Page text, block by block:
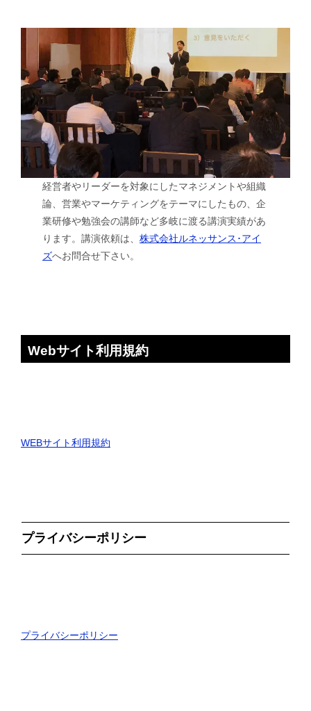
経営者やリーダーを対象にしたマネジメントや組織
論、営業やマーケティングをテーマにしたもの、企
業研修や勉強会の講師など多岐に渡る講演実績があ
ります。講演依頼は、株式会社ルネッサンス･アイ
ズへお問合せ下さい。
Webサイト利用規約
WEBサイト利用規約
プライバシーポリシー
プライバシーポリシー